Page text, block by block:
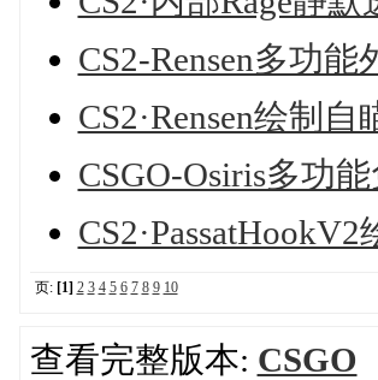
CS2-Rensen多功能
CS2·Rensen绘制
CSGO-Osiris多功
页: [1] 2 3 4 5 6 7 8 9 10
查看完整版本: CSGO